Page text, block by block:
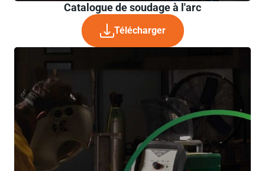
Catalogue de soudage à l'arc
Télécharger